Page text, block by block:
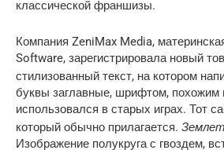
классической франшизы.
Компания ZeniMax Media,
Software, зарегистрировала новый
стилизованный текст, на котором
буквы заглавные, шрифтом, похожим
использовался в старых играх. Тот
который обычно прилагается.
Изображение полукруга с гвоздем,